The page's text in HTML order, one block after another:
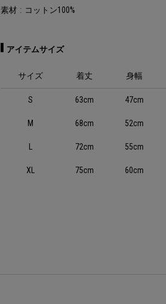
素材
コットン100%
アイテムサイズ
サイズ 着丈 身幅
S 63cm 47cm
M 68cm 52cm
72cm 55cm
XL 75cm 60cm